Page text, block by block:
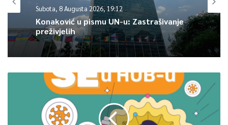
Univerziteta u Sarajevu (KCUS), Općoj bolnici “Prim. dr. Abdulah
Nakaš” i drugim zdravstvenim ustanovama.
“Ko je u domovima zdravlja zaposlio2.500 ljudi?Ko je u
Subota, 8 Augusta 2026, 19:12
Konaković u pismu UN-u: Zastrašivanje
preživjelih